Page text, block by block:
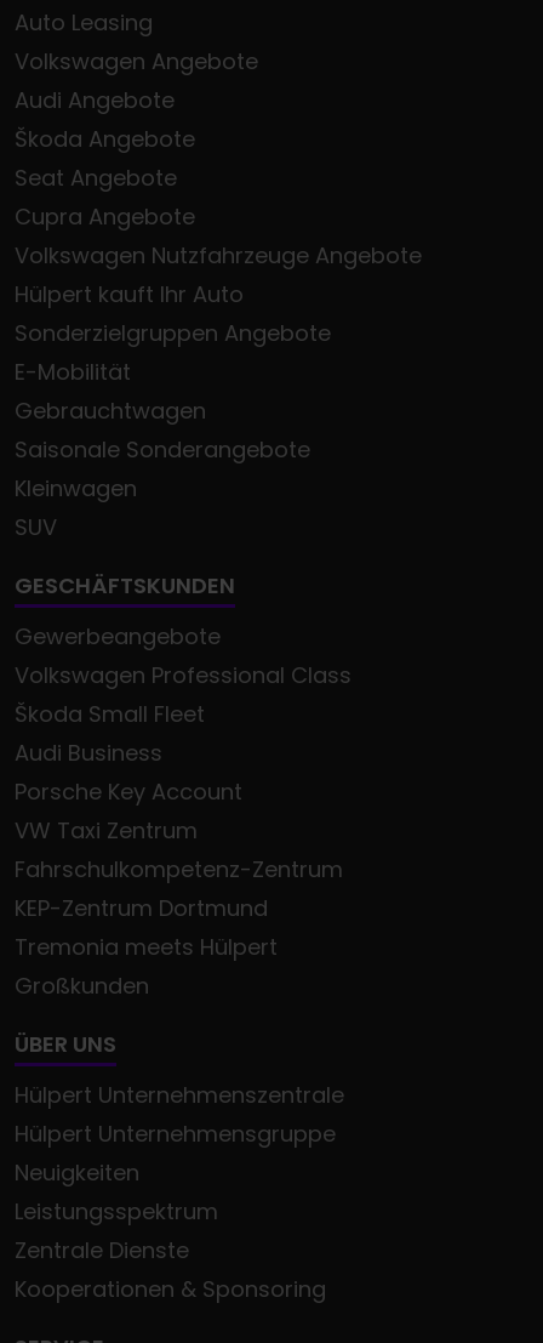
Auto Leasing
Volkswagen Angebote
Audi Angebote
Škoda Angebote
Seat Angebote
Cupra Angebote
Volkswagen Nutzfahrzeuge Angebote
Hülpert kauft Ihr Auto
Sonderzielgruppen Angebote
E-Mobilität
Gebrauchtwagen
Saisonale Sonderangebote
Kleinwagen
SUV
GESCHÄFTSKUNDEN
Gewerbeangebote
Volkswagen Professional Class
Škoda Small Fleet
Audi Business
Porsche Key Account
VW Taxi Zentrum
Fahrschulkompetenz-Zentrum
KEP-Zentrum Dortmund
Tremonia meets Hülpert
Großkunden
ÜBER UNS
Hülpert Unternehmenszentrale
Hülpert Unternehmensgruppe
Neuigkeiten
Leistungsspektrum
Zentrale Dienste
Kooperationen & Sponsoring